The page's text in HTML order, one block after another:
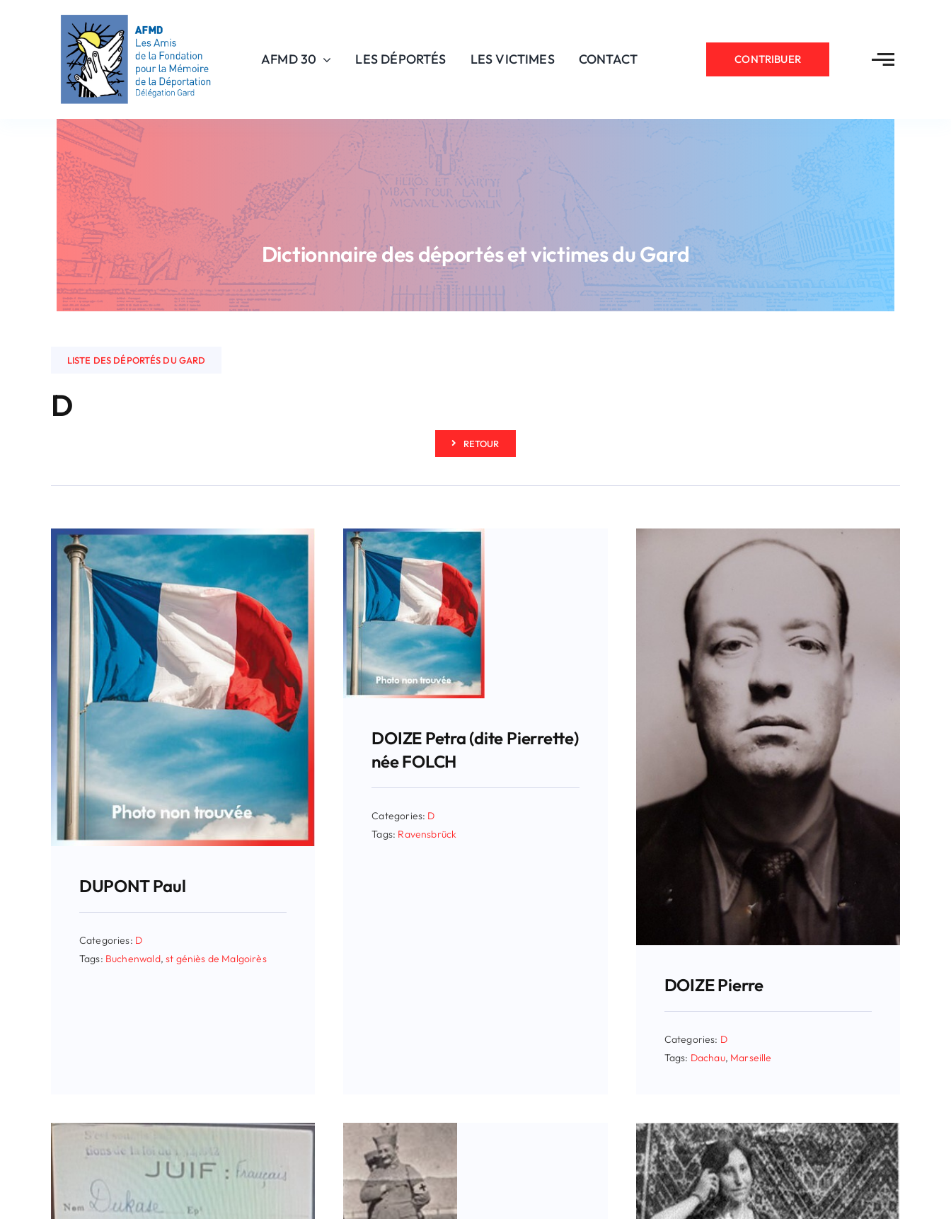
AFMD 30 LES DÉPORTÉS LES VICTIMES CONTACT CONTRIBUER
Dictionnaire des déportés et victimes du Gard
LISTE DES DÉPORTÉS DU GARD
D
RETOUR
DUPONT Paul
Categories: D
Tags: Buchenwald,st géniès de Malgoirès
DOIZE Petra (dite Pierrette)
née FOLCH
Categories: D
Tags: Ravensbrück
DOIZE Pierre
Categories: D
Tags: Dachau, Marseille